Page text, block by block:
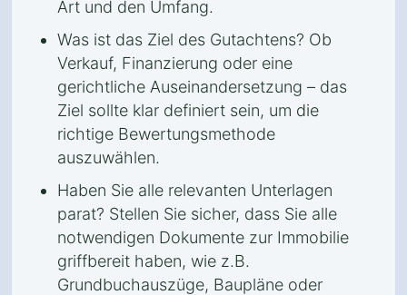
Art und den Umfang.
Was ist das Ziel des Gutachtens? Ob
Verkauf, Finanzierung oder eine
gerichtliche Auseinandersetzung – das
Ziel sollte klar definiert sein, um die
richtige Bewertungsmethode
auszuwählen.
Haben Sie alle relevanten Unterlagen
parat? Stellen Sie sicher, dass Sie alle
notwendigen Dokumente zur Immobilie
griffbereit haben, wie z.B.
Grundbuchauszüge, Baupläne oder